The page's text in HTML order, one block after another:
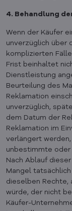
4. Behandlung
Wenn der Käufer
unverzüglich über
komplizierten
Frist beinhaltet
Dienstleistung
Beurteilung des
Reklamation
unverzüglich,
dem Datum der
Reklamation im
verlängert
unbestimmte oder
Nach Ablauf
Mangel
dieselben Rechte,
würde, der nicht
Käufer-